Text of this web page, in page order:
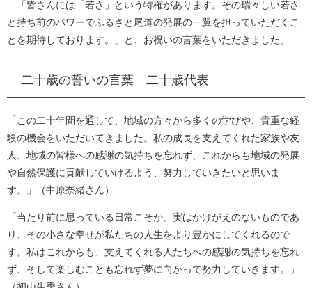
「皆さんには「若さ」という特権があります。その瑞々しい若さ
と持ち前のパワーでふるさと尾道の発展の一翼を担っていただくこ
とを期待しております。」と、お祝いの言葉をいただきました。
二十歳の誓いの言葉 二十歳代表
「この二十年間を通して、地域の方々から多くの学びや、貴重な経
験の機会をいただいてきました。私の成長を支えてくれた家族や友
人、地域の皆様への感謝の気持ちを忘れず、これからも地域の発展
や自然保護に貢献していけるよう、努力していきたいと思いま
す。」（中原奈緒さん）
「当たり前に思っている日常こそが、実はかけがえのないものであ
り、その小さな幸せが私たちの人生をより豊かにしてくれるので
す。私はこれからも、支えてくれる人たちへの感謝の気持ちを忘れ
ず、そして楽しむことも忘れず夢に向かって努力していきます。」